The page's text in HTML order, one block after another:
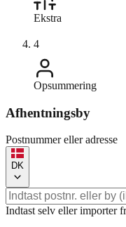
Ekstra
4
Opsummering
Afhentningsby
Postnummer eller adresse
DK
Indtast selv eller importer